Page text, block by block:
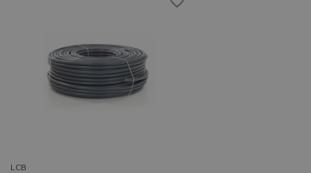
LCB